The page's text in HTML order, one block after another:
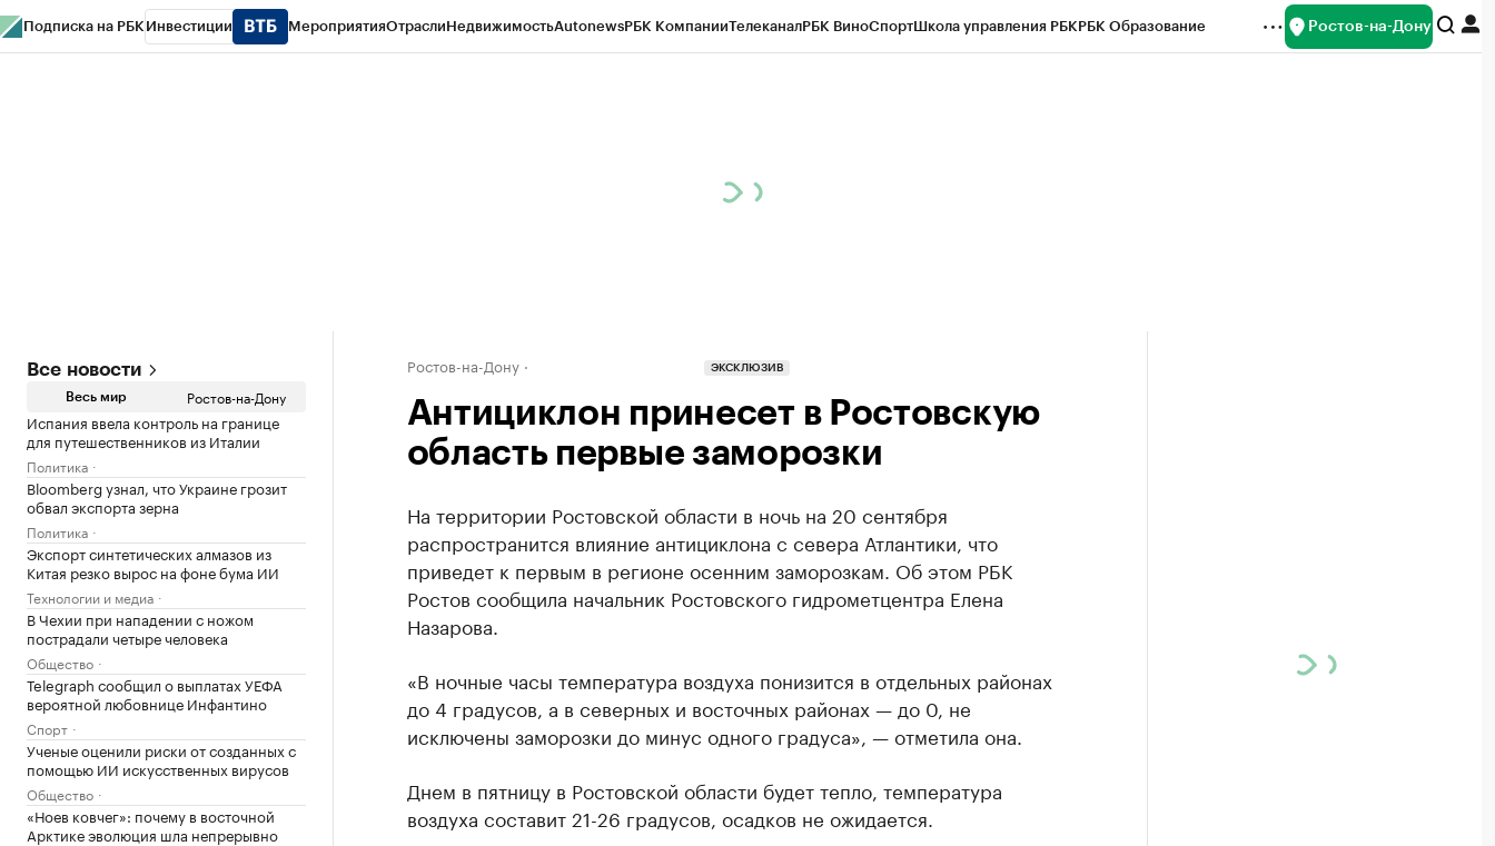
Подписка на РБК Инвестиции МероприятияОтраслиНедвижимостьAutonewsРБК КомпанииТелеканалРБК ВиноСпортШкола управления РБКРБК Образование Ростов-на-Дону
Все новости
Весь мир Ростов-на-Дону
Испания ввела контроль на границе
для путешественников из Италии
Политика
Bloomberg узнал, что Украине грозит
обвал экспорта зерна
Политика
Экспорт синтетических алмазов из
Китая резко вырос на фоне бума ИИ
Технологии и медиа
В Чехии при нападении с ножом
пострадали четыре человека
Общество
Telegraph сообщил о выплатах УЕФА
вероятной любовнице Инфантино
Спорт
Ученые оценили риски от созданных с
помощью ИИ искусственных вирусов
Общество
«Ноев ковчег»: почему в восточной
Арктике эволюция шла непрерывно
Ростов-на-Дону ЭКСКЛЮЗИВ
Антициклон принесет в Ростовскую
область первые заморозки
На территории Ростовской области в ночь на 20 сентября
распространится влияние антициклона с севера Атлантики, что
приведет к первым в регионе осенним заморозкам. Об этом РБК
Ростов сообщила начальник Ростовского гидрометцентра Елена
Назарова.
«В ночные часы температура воздуха понизится в отдельных районах
до 4 градусов, а в северных и восточных районах — до 0, не
исключены заморозки до минус одного градуса», — отметила она.
Днем в пятницу в Ростовской области будет тепло, температура
воздуха составит 21-26 градусов, осадков не ожидается.